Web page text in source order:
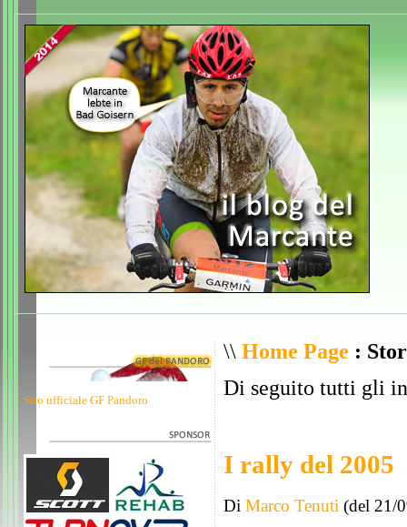
Sito ufficiale GF Pandoro
\\ Home Page :
Di seguito tutti gli
I rally del 2005
Di Marco Tenuti (del 21/